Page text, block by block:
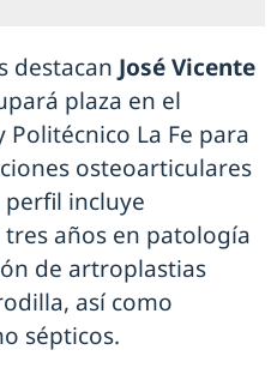
destacan José Vicente
plaza en el
La Fe para
osteoarticulares
perfil incluye
años en patología
de artroplastias
así como
sépticos.